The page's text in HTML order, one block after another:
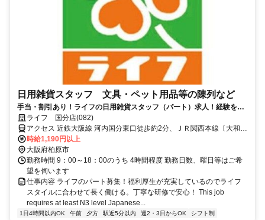
日用雑貨スタッフ 文具・ペット用品等の陳列など
手当・割引あり！ライフの日用雑貨スタッフ（パート）求人！経験を気
にせず働けます
ライフ 国分店(082)
アクセス 近鉄大阪線 河内国分東口徒歩約2分、ＪＲ関西本線〔大和路
線〕 高井田（関西本線）出入口1徒歩約9分、近鉄大阪線 大阪教育大
前徒歩約20分
時給1,190円以上
大阪府柏原市
勤務時間 9：00～18：00のうち 4時間程度 勤務日数、曜日等はご希
望を伺います
仕事内容 ライフのパート募集！福利厚生が充実しているのでライフ
スタイルに合わせて長く働ける。丁寧な研修で安心！ This job
requires at least N3 level Japanese...
1日4時間以内OK 午前 夕方 駅近5分以内 週2・3日からOK シフト制